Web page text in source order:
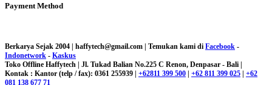
Payment Method
Berkarya Sejak 2004 | haffytech@gmail.com | Temukan kami di Facebook -
Indonetwork - Kaskus
Toko Offline Haffytech | Jl. Tukad Balian No.225 C Renon, Denpasar - Bali |
Kontak : Kantor (telp / fax): 0361 255939 | +62811 399 500 +62 811 399 025
+62
081 138 677 71